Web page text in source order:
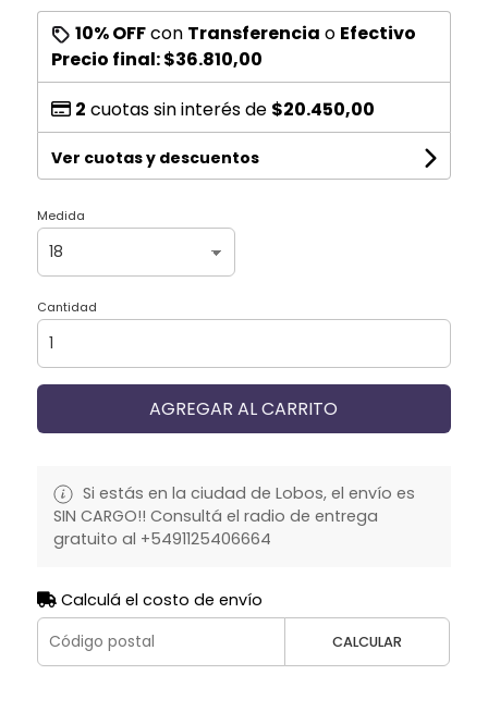
10% OFFcon Transferencia o Efectivo
Precio final:$36.810,00
2 cuotas sin interés de $20.450,00
Ver cuotas y descuentos
Medida
Cantidad
AGREGAR AL CARRITO
Si estás en la ciudad de Lobos, el envío es
SIN CARGO!! Consultá el radio de entrega
gratuito al +5491125406664
Calculá el costo de envío
CALCULAR